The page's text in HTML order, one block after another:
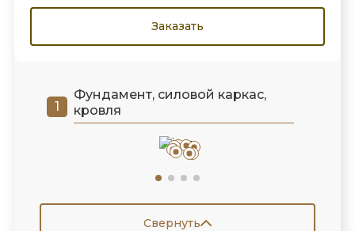
Фундамент, силовой каркас,
кровля
Свернуть
Заказать